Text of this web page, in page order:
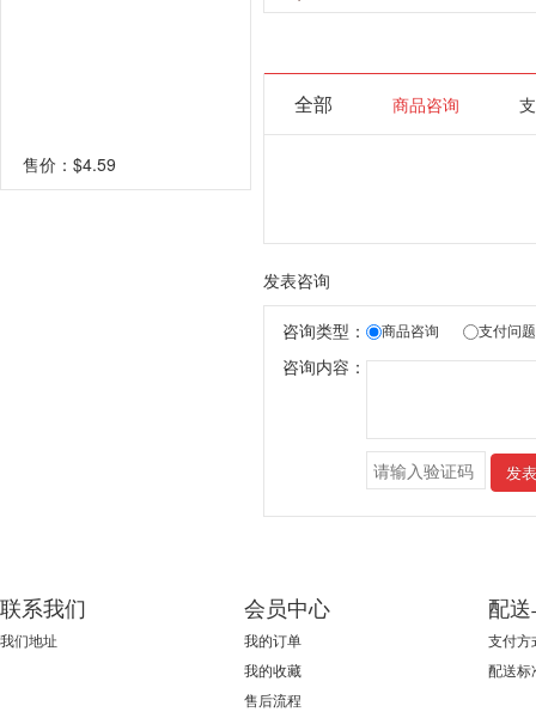
全部 商品咨询
发表咨询
咨询类型： 商品咨询 支付问题
咨询内容：
发
售价： $4.59
联系我们
我们地址
会员中心
我的订单
我的收藏
售后流程
配
支付方
配送标